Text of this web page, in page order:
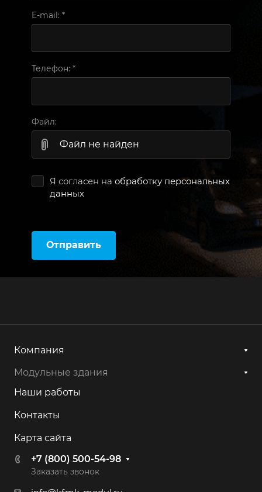
E-mail: *
Телефон: *
Файл:
Файл не найден
Я согласен на обработку персональных
данных
Отправить
Компания
Модульные здания
Наши работы
Контакты
Карта сайта
+7 (800) 500-54-98
Заказать звонок